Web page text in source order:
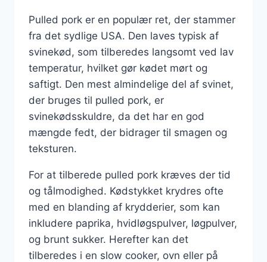
Pulled pork er en populær ret, der stammer
fra det sydlige USA. Den laves typisk af
svinekød, som tilberedes langsomt ved lav
temperatur, hvilket gør kødet mørt og
saftigt. Den mest almindelige del af svinet,
der bruges til pulled pork, er
svinekødsskuldre, da det har en god
mængde fedt, der bidrager til smagen og
teksturen.
For at tilberede pulled pork kræves der tid
og tålmodighed. Kødstykket krydres ofte
med en blanding af krydderier, som kan
inkludere paprika, hvidløgspulver, løgpulver,
og brunt sukker. Herefter kan det
tilberedes i en slow cooker, ovn eller på